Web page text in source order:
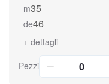
m35
de46
+ dettagli
Pezzi